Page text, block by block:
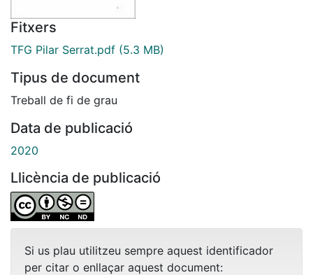
Fitxers
TFG Pilar Serrat.pdf (5.3 MB)
Tipus de document
Treball de fi de grau
Data de publicació
2020
Llicència de publicació
Si us plau utilitzeu sempre aquest identificador
per citar o enllaçar aquest document: